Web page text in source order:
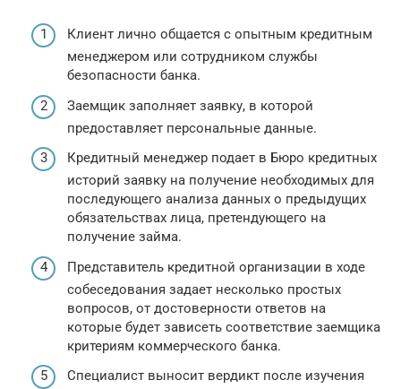
Клиент лично общается с опытным кредитным
менеджером или сотрудником службы
безопасности банка.
Заемщик заполняет заявку, в которой
предоставляет персональные данные.
Кредитный менеджер подает в Бюро кредитных
историй заявку на получение необходимых для
последующего анализа данных о предыдущих
обязательствах лица, претендующего на
получение займа.
Представитель кредитной организации в ходе
собеседования задает несколько простых
вопросов, от достоверности ответов на
которые будет зависеть соответствие заемщика
критериям коммерческого банка.
Специалист выносит вердикт после изучения